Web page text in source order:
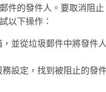
件的發件人。要取消阻
以下操作：
，並從垃圾郵件中將發件
務設定，找到被阻止的發